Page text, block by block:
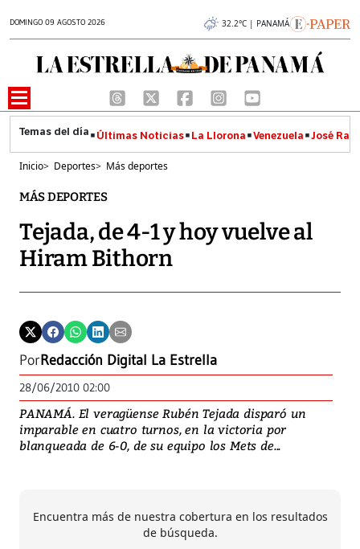
DOMINGO 09 AGOSTO 2026 32.2°C | PANAMÁ
Últimas Noticias La Llorona Venezuela José
Inicio> Deportes> Más deportes
MÁS DEPORTES
Tejada, de 4-1 y hoy vuelve al
Hiram Bithorn
PorRedacción Digital La Estrella
28/06/2010 02:00
PANAMÁ. El veragüense Rubén Tejada disparó un
imparable en cuatro turnos, en la victoria por
blanqueada de 6-0, de su equipo los Mets de...
Encuentra más de nuestra cobertura en los resultados
de búsqueda.